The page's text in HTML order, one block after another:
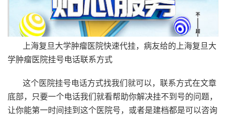
上海复旦大学肿瘤医院快速代挂，病友给的上海复旦大
学肿瘤医院挂号电话联系方式
这个医院挂号电话方式找我们就可以，联系方式在文章
底部，只要一个电话我们就看帮助你解决挂不到号的问题，
让你能第一时间挂到这个医院号，或者是建档都是可以咨询